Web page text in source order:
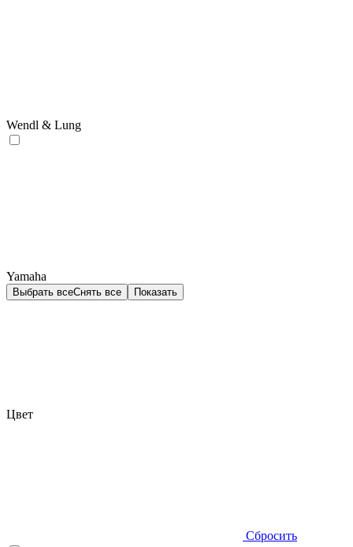
Wendl & Lung
Yamaha
Выбрать всеСнять все Показать
Цвет
Сбросить